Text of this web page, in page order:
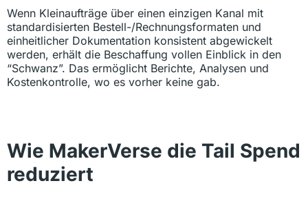
Wenn Kleinaufträge über einen einzigen Kanal mit
standardisierten Bestell-/Rechnungsformaten und
einheitlicher Dokumentation konsistent abgewickelt
werden, erhält die Beschaffung vollen Einblick in den
“Schwanz”. Das ermöglicht Berichte, Analysen und
Kostenkontrolle, wo es vorher keine gab.
Wie MakerVerse die Tail Spend
reduziert